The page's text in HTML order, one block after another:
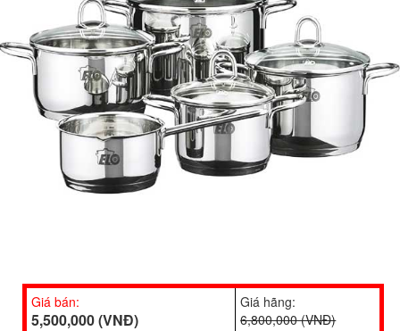
Giá bán:
5,500,000 (VNĐ)
Giá hãng:
6,800,000 (VNĐ)